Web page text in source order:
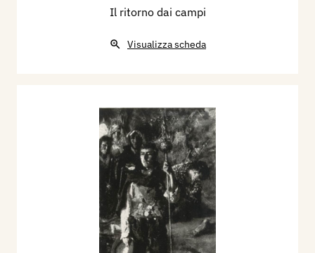
Il ritorno dai campi
Visualizza scheda